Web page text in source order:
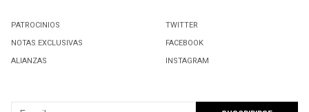
PATROCINIOS
NOTAS EXCLUSIVAS
ALIANZAS
TWITTER
FACEBOOK
INSTAGRAM